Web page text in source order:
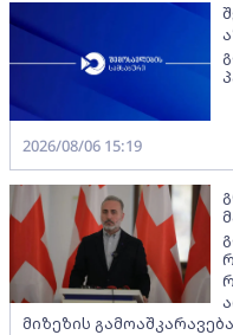
2026/08/06 15:19
მიზეზის